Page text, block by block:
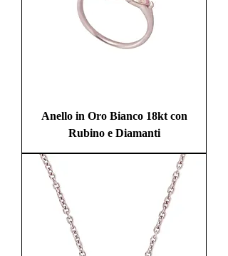
Anello in Oro Bianco 18kt con
Rubino e Diamanti